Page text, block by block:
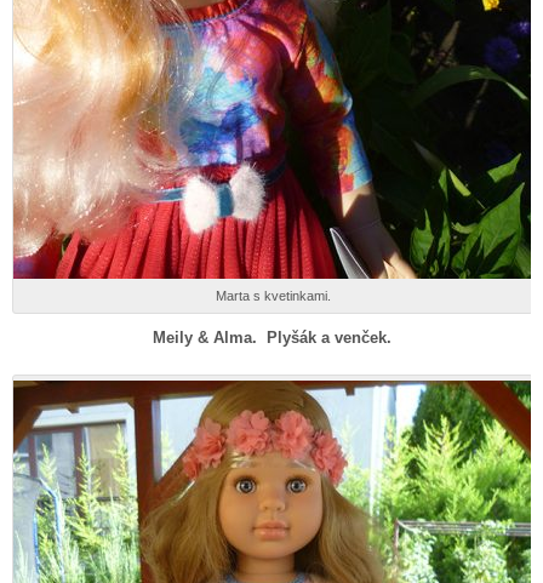
Marta s kvetinkami.
Meily & Alma. Plyšák a venček.